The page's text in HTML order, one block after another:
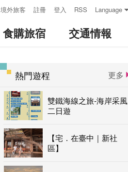
境外旅客 註冊 登入 RSS Language
食購旅宿 交通情報
熱門遊程 更多
雙鐵海線之旅-海岸采風
二日遊
【宅．在臺中｜新社
區】